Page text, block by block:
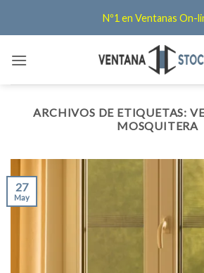
Nº1 en Ventanas On-
ARCHIVOS DE ETIQUETAS:
MOSQUITERA
27
May